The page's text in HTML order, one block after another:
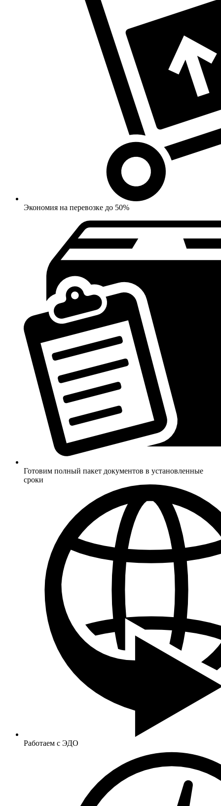
Экономия на перевозке до 50%
Готовим полный пакет документов в установленные
сроки
Работаем с ЭДО